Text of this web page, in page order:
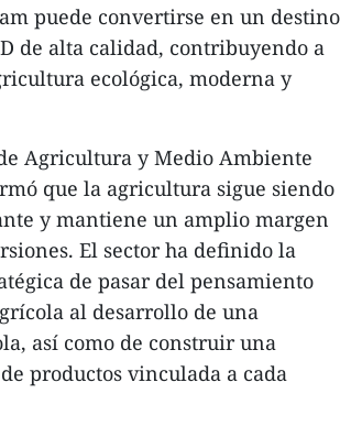
puede convertirse en un destino
de alta calidad, contribuyendo a
ecológica, moderna y
Agricultura y Medio Ambiente
que la agricultura sigue siendo
y mantiene un amplio margen
El sector ha definido la
de pasar del pensamiento
al desarrollo de una
así como de construir una
productos vinculada a cada